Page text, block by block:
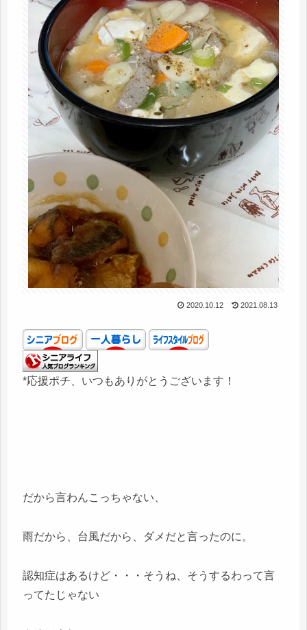
2020.10.12 2021.08.13
*応援ポチ、いつもありがとうございます！
だから言わんこっちゃない、
雨だから、台風だから、ダメだと言ったのに。
認知症はあるけど・・・そうね、そうするわって言
ってたじゃない